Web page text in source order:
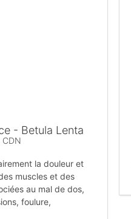
- Betula Lenta
CDN
la douleur et
muscles et des
au mal de dos,
foulure,